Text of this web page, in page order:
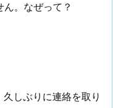
。なぜって？
しぶりに連絡を取り